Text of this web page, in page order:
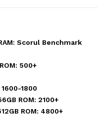
Scorul Benchmark
500+
1800
ROM: 2100+
ROM: 4800+